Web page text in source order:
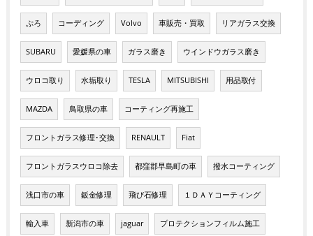
ぷろ コーディング Volvo 車販売・買取 リアガラス交換
SUBARU 愛媛県の車 ガラス磨き ウインドウガラス磨き
ウロコ取り 水垢取り TESLA MITSUBISHI 用品取付
MAZDA 鳥取県の車 コーティング再施工
フロントガラス修理･交換 RENAULT Fiat
フロントガラスウロコ除去 都窪郡早島町の車 撥水コーティング
浅口市の車 鈑金修理 飛び石修理 １ＤＡＹコーティング
輸入車 新潟市の車 jaguar プロテクションフィルム施工